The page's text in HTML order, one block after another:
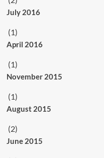
July 2016
(1)
April 2016
(1)
November 2015
(1)
August 2015
(2)
June 2015